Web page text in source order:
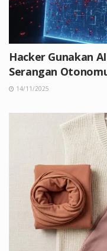
Hacker Gunakan
Serangan
14/11/2025